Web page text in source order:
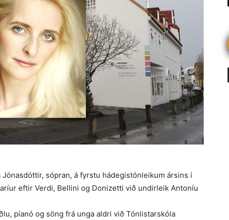
sópran, á fyrstu hádegistónleikum ársins í
eftir Verdi, Bellini og Donizetti við undirleik Antoníu
píanó og söng frá unga aldri við Tónlistarskóla